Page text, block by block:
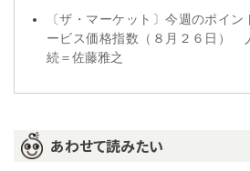
〔ザ・マーケット〕今週のポイ
ービス価格指数（８月２６日）
続＝佐藤雅之
あわせて読みたい